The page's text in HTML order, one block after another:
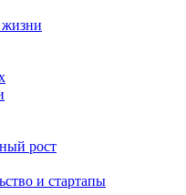
рост
и стартапы